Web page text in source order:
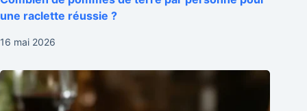
une raclette réussie ?
16 mai 2026